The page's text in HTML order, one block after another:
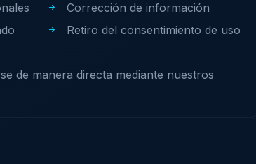
Corrección de información
Retiro del consentimiento de uso
de manera directa mediante nuestros